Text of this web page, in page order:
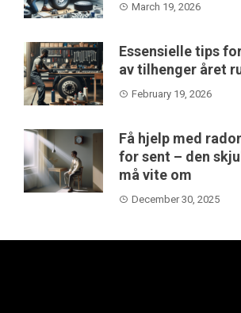
March 19, 2026
Essensielle tips
av tilhenger året
February 19, 2026
Få hjelp med
for sent – den
må vite om
December 30, 2025